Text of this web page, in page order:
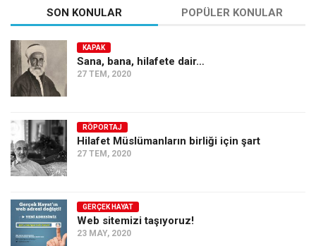
SON KONULAR POPÜLER KONULAR
KAPAK
Sana, bana, hilafete dair…
27 TEM, 2020
RÖPORTAJ
Hilafet Müslümanların birliği için şart
27 TEM, 2020
GERÇEK HAYAT
Web sitemizi taşıyoruz!
23 MAY, 2020